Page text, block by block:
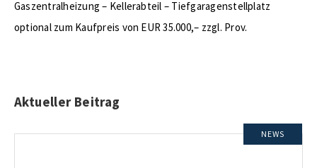
Gaszentralheizung – Kellerabteil – Tiefgaragenstellplatz
optional zum Kaufpreis von EUR 35.000,– zzgl. Prov.
Aktueller Beitrag
NEWS